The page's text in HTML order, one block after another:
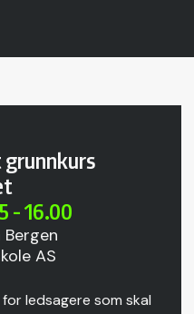
- 16.00
AS
ledsagere som skal